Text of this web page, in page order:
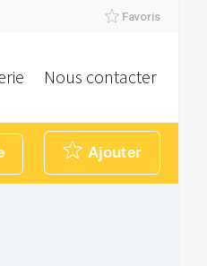
Favoris
Nous contacter
Ajouter